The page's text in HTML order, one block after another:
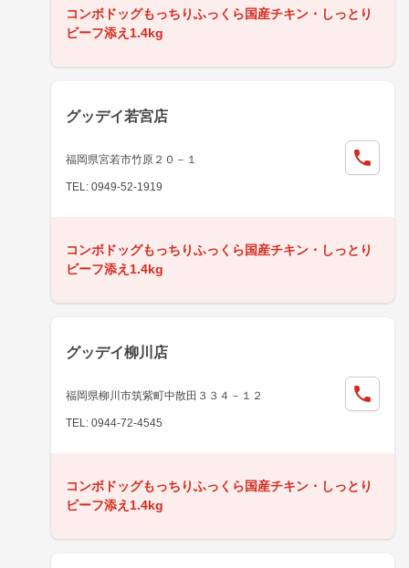
コンボドッグもっちりふっくら国産チキン・しっとり
ビーフ添え1.4kg
グッデイ若宮店
福岡県宮若市竹原２０－１
TEL: 0949-52-1919
コンボドッグもっちりふっくら国産チキン・しっとり
ビーフ添え1.4kg
グッデイ柳川店
福岡県柳川市筑紫町中散田３３４－１２
TEL: 0944-72-4545
コンボドッグもっちりふっくら国産チキン・しっとり
ビーフ添え1.4kg